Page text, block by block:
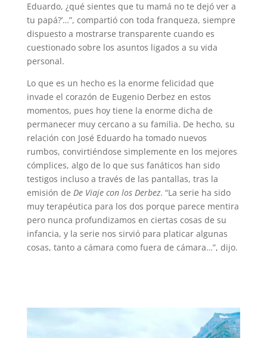
Eduardo, ¿qué sientes que tu mamá no te dejó ver a
tu papá?’…”, compartió con toda franqueza, siempre
dispuesto a mostrarse transparente cuando es
cuestionado sobre los asuntos ligados a su vida
personal.
Lo que es un hecho es la enorme felicidad que
invade el corazón de Eugenio Derbez en estos
momentos, pues hoy tiene la enorme dicha de
permanecer muy cercano a su familia. De hecho, su
relación con José Eduardo ha tomado nuevos
rumbos, convirtiéndose simplemente en los mejores
cómplices, algo de lo que sus fanáticos han sido
testigos incluso a través de las pantallas, tras la
emisión de De Viaje con los Derbez. “La serie ha sido
muy terapéutica para los dos porque parece mentira
pero nunca profundizamos en ciertas cosas de su
infancia, y la serie nos sirvió para platicar algunas
cosas, tanto a cámara como fuera de cámara…”, dijo.